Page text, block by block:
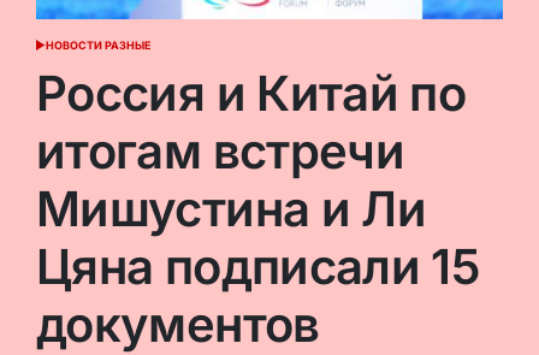
ОПУБЛИКОВАНО
НОВОСТИ РАЗНЫЕ
Россия и Китай по
итогам встречи
Мишустина и Ли
Цяна подписали 15
документов